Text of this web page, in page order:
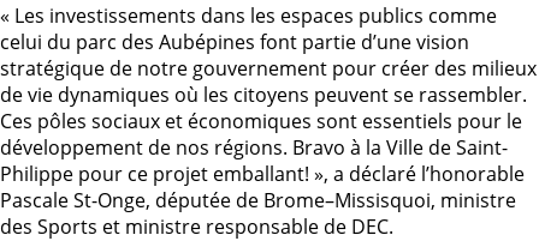
« Les investissements dans les espaces publics comme
celui du parc des Aubépines font partie d’une vision
stratégique de notre gouvernement pour créer des milieux
de vie dynamiques où les citoyens peuvent se rassembler.
Ces pôles sociaux et économiques sont essentiels pour le
développement de nos régions. Bravo à la Ville de Saint-
Philippe pour ce projet emballant! », a déclaré l’honorable
Pascale St-Onge, députée de Brome–Missisquoi, ministre
des Sports et ministre responsable de DEC.